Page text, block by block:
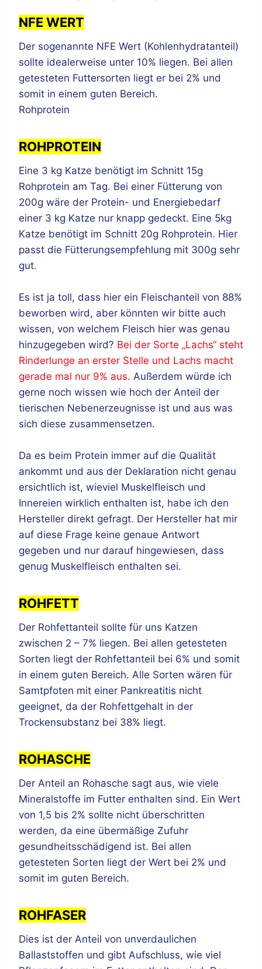
NFE WERT
Der sogenannte NFE Wert (Kohlenhydratanteil)
sollte idealerweise unter 10% liegen. Bei allen
getesteten Futtersorten liegt er bei 2% und
somit in einem guten Bereich.
Rohprotein
ROHPROTEIN
Eine 3 kg Katze benötigt im Schnitt 15g
Rohprotein am Tag. Bei einer Fütterung von
200g wäre der Protein- und Energiebedarf
einer 3 kg Katze nur knapp gedeckt. Eine 5kg
Katze benötigt im Schnitt 20g Rohprotein. Hier
passt die Fütterungsempfehlung mit 300g sehr
gut.
Es ist ja toll, dass hier ein Fleischanteil von 88%
beworben wird, aber könnten wir bitte auch
wissen, von welchem Fleisch hier was genau
hinzugegeben wird? Bei der Sorte „Lachs“ steht
Rinderlunge an erster Stelle und Lachs macht
gerade mal nur 9% aus. Außerdem würde ich
gerne noch wissen wie hoch der Anteil der
tierischen Nebenerzeugnisse ist und aus was
sich diese zusammensetzen.
Da es beim Protein immer auf die Qualität
ankommt und aus der Deklaration nicht genau
ersichtlich ist, wieviel Muskelfleisch und
Innereien wirklich enthalten ist, habe ich den
Hersteller direkt gefragt. Der Hersteller hat mir
auf diese Frage keine genaue Antwort
gegeben und nur darauf hingewiesen, dass
genug Muskelfleisch enthalten sei.
ROHFETT
Der Rohfettanteil sollte für uns Katzen
zwischen 2 – 7% liegen. Bei allen getesteten
Sorten liegt der Rohfettanteil bei 6% und somit
in einem guten Bereich. Alle Sorten wären für
Samtpfoten mit einer Pankreatitis nicht
geeignet, da der Rohfettgehalt in der
Trockensubstanz bei 38% liegt.
ROHASCHE
Der Anteil an Rohasche sagt aus, wie viele
Mineralstoffe im Futter enthalten sind. Ein Wert
von 1,5 bis 2% sollte nicht überschritten
werden, da eine übermäßige Zufuhr
gesundheitsschädigend ist. Bei allen
getesteten Sorten liegt der Wert bei 2% und
somit im guten Bereich.
ROHFASER
Dies ist der Anteil von unverdaulichen
Ballaststoffen und gibt Aufschluss, wie viel